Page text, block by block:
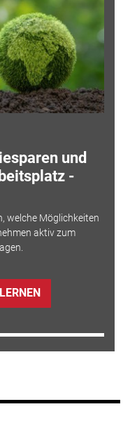
und
-
welche Möglichkeiten
aktiv zum